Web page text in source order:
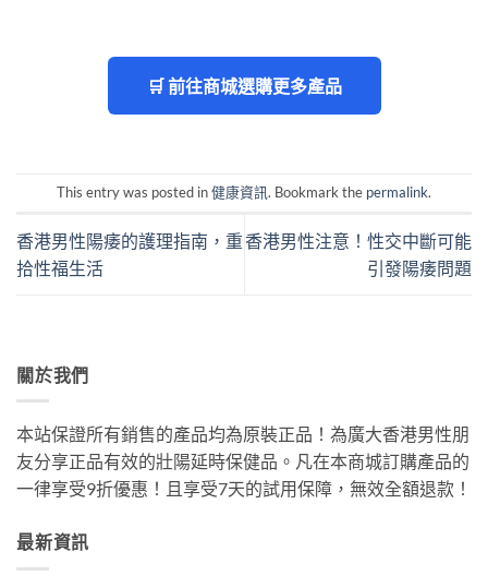
🛒 前往商城選購更多產品
This entry was posted in健康資訊. Bookmark the permalink.
香港男性陽痿的護理指南，重
拾性福生活
香港男性注意！性交中斷可能
引發陽痿問題
關於我們
本站保證所有銷售的產品均為原裝正品！為廣大香港男性朋
友分享正品有效的壯陽延時保健品。凡在本商城訂購產品的
一律享受9折優惠！且享受7天的試用保障，無效全額退款！
最新資訊